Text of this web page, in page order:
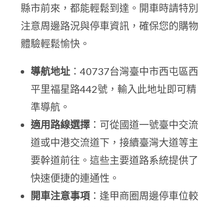
縣市前來，都能輕鬆到達。開車時請特別
注意周邊路況與停車資訊，確保您的購物
體驗輕鬆愉快。
導航地址 ：40737台灣臺中市西屯區西
平里福星路442號，輸入此地址即可精
準導航。
適用路線選擇 ：可從國道一號臺中交流
道或中港交流道下，接續臺灣大道等主
要幹道前往。這些主要道路系統提供了
快速便捷的連通性。
開車注意事項 ：逢甲商圈周邊停車位較